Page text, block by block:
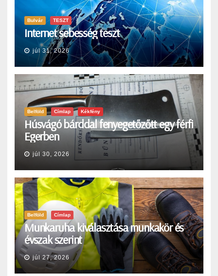
Bulvár TESZT
Internet sebesség teszt
júl 31, 2026
Belföld Címlap Kékfény
Húsvágó bárddal fenyegetőzőtt egy férfi
Egerben
júl 30, 2026
Belföld Címlap
Munkaruha kiválasztása munkakör és
évszak szerint
júl 27, 2026